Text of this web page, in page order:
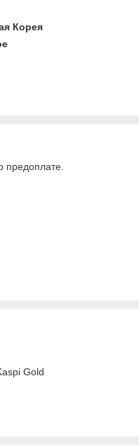
Корея
предоплате.
Gold